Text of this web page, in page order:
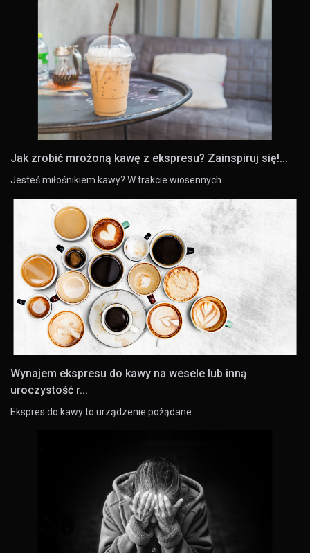
Jak zrobić mrożoną kawę z ekspresu? Zainspiruj się!...
Jesteś miłośnikiem kawy? W trakcie wiosennych…
Wynajem ekspresu do kawy na wesele lub inną
uroczystość r...
Ekspres do kawy to urządzenie pożądane…